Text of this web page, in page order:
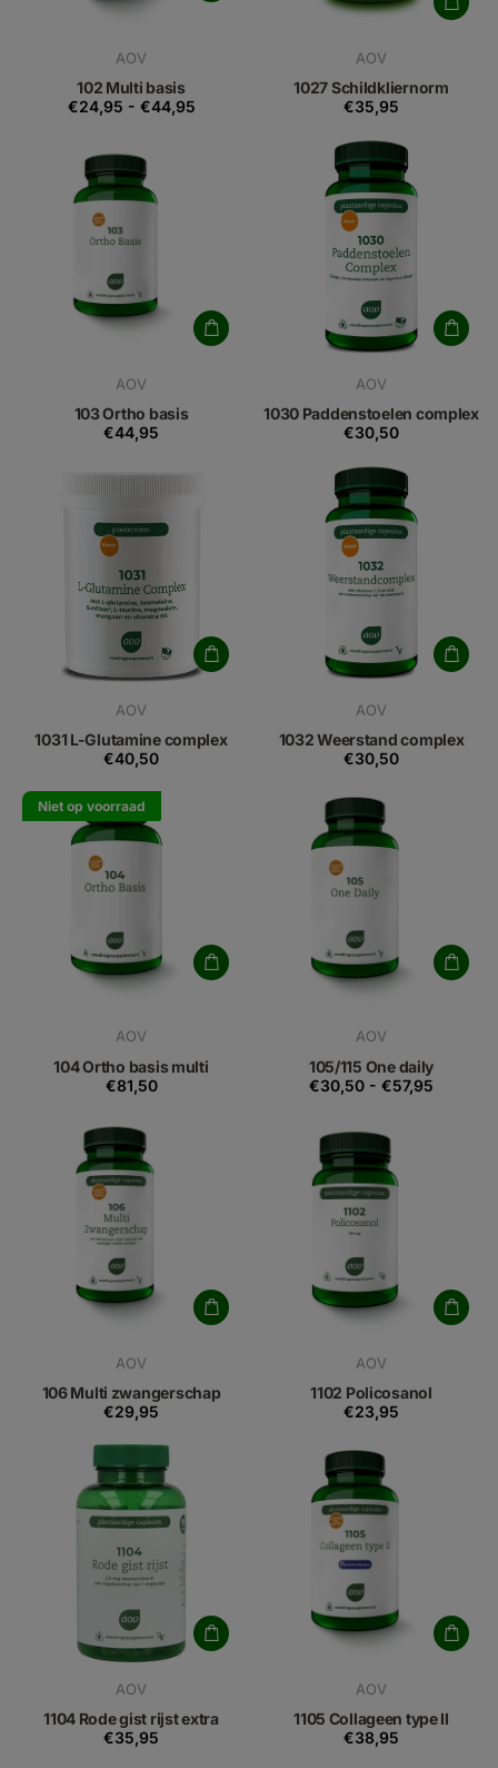
AOV
102 Multi basis
€24,95 - €44,95
AOV
1027 Schildkliernorm
€35,95
AOV
103 Ortho basis
€44,95
AOV
1030 Paddenstoelen complex
€30,50
AOV
1031 L-Glutamine complex
€40,50
AOV
1032 Weerstand complex
€30,50
Niet op voorraad
AOV
104 Ortho basis multi
€81,50
AOV
105/115 One daily
€30,50 - €57,95
AOV
106 Multi zwangerschap
€29,95
AOV
1102 Policosanol
€23,95
AOV
1104 Rode gist rijst extra
€35,95
AOV
1105 Collageen type II
€38,95